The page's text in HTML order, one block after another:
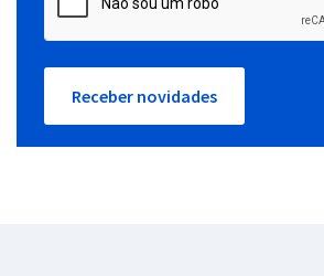
Receber novidades